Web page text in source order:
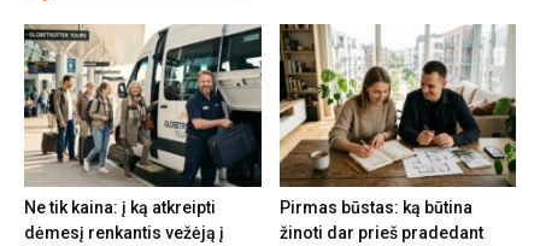
Ne tik kaina: į ką atkreipti
dėmesį renkantis vežėją į
Pirmas būstas: ką būtina
žinoti dar prieš pradedant